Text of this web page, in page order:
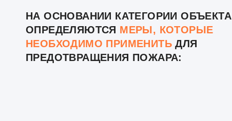
НА ОСНОВАНИИ КАТЕГОРИИ ОБЪЕКТА
ОПРЕДЕЛЯЮТСЯ МЕРЫ, КОТОРЫЕ
НЕОБХОДИМО ПРИМЕНИТЬ ДЛЯ
ПРЕДОТВРАЩЕНИЯ ПОЖАРА: